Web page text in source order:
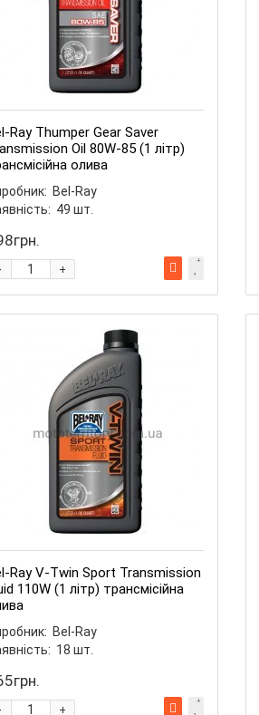
Ray Thumper Gear Saver
Oil 80W-85 (1 літр)
олива
Bel-Ray
49 шт.
+
Ray V-Twin Sport Transmission
110W (1 літр) трансмісійна
Bel-Ray
18 шт.
+